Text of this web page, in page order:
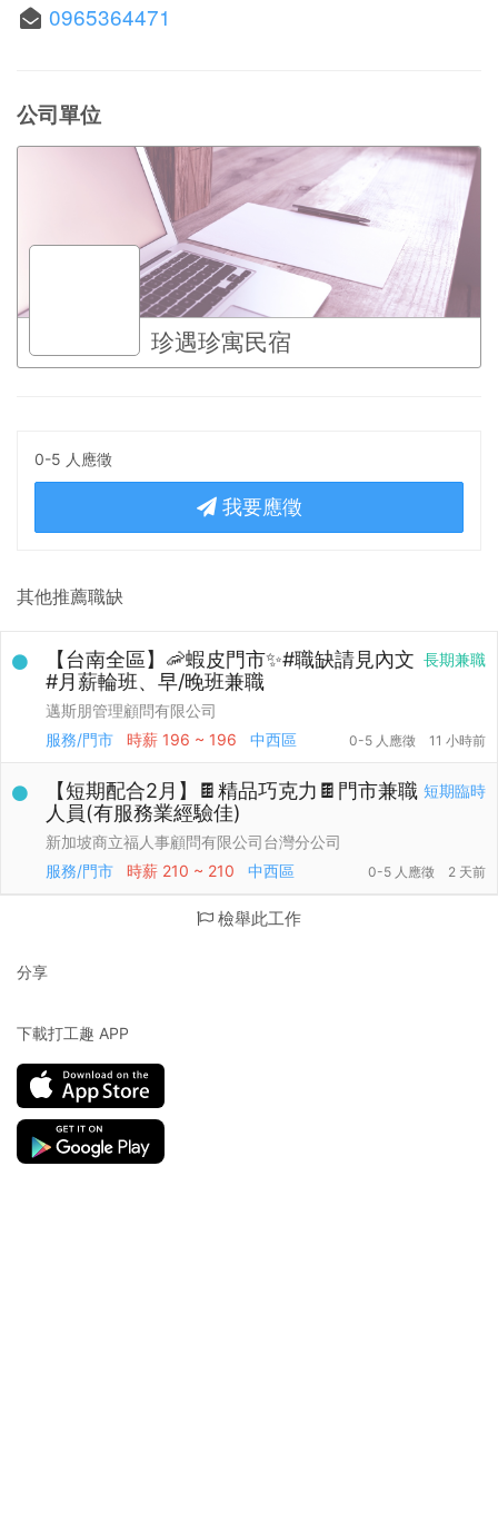
0965364471
公司單位
珍遇珍寓民宿
0-5 人應徵
我要應徵
其他推薦職缺
長期兼職
【台南全區】🦐蝦皮門市✨#職缺請見內文
#月薪輪班、早/晚班兼職
邁斯朋管理顧問有限公司
服務/門市
時薪 196 ~ 196 中西區 0-5 人應徵 11 小時前
短期臨時
【短期配合2月】🍫精品巧克力🍫門市兼職
人員(有服務業經驗佳)
新加坡商立福人事顧問有限公司台灣分公司
服務/門市
時薪 210 ~ 210 中西區 0-5 人應徵 2 天前
檢舉此工作
分享
下載打工趣 APP